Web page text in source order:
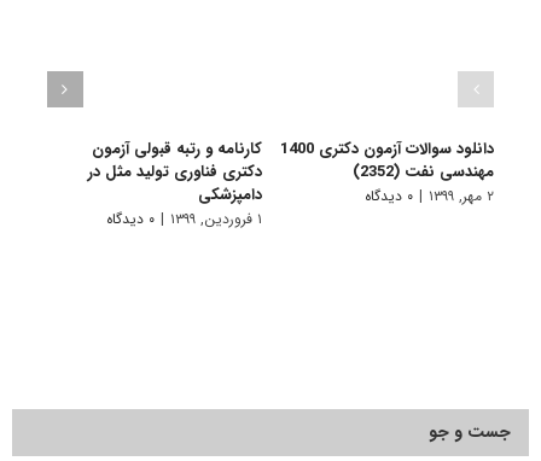
دانلود سوالات آزمون دکتری 1400
مهندسی نفت (2352)
۲ مهر, ۱۳۹۹ | ۰ دیدگاه
کارنامه و رتبه قبولی آزمون
دکتری ﻓﻨﺎوری ﺗﻮﻟﻴﺪ ﻣﺜﻞ در
داﻣﭙﺰشکی
۱ فروردین, ۱۳۹۹ | ۰ دیدگاه
جست و جو